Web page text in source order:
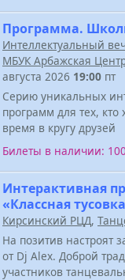
Программа.
Интеллектуальный
МБУК Арбажская
августа 2026 19:00 пт
Серию уникальных
программ для тех, кто
время в кругу друзей
Билеты в наличии: 100
Интерактивная
«Классная
Кирсинский РЦД,
На позитив настроят
от Dj Alex. Доброй
участников